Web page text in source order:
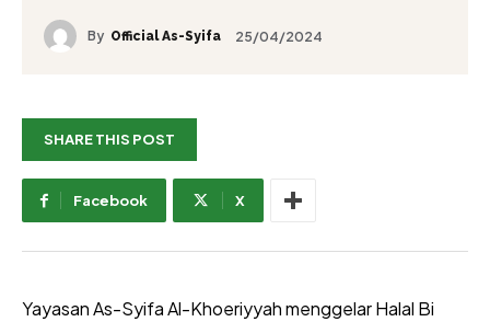
By Official As-Syifa 25/04/2024
SHARE THIS POST
Facebook X
Yayasan As-Syifa Al-Khoeriyyah menggelar Halal Bi